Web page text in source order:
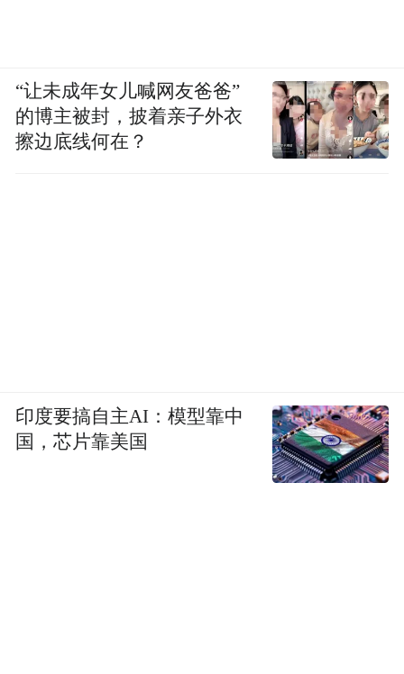
“让未成年女儿喊网友爸爸”
的博主被封，披着亲子外衣
擦边底线何在？
印度要搞自主AI：模型靠中
国，芯片靠美国